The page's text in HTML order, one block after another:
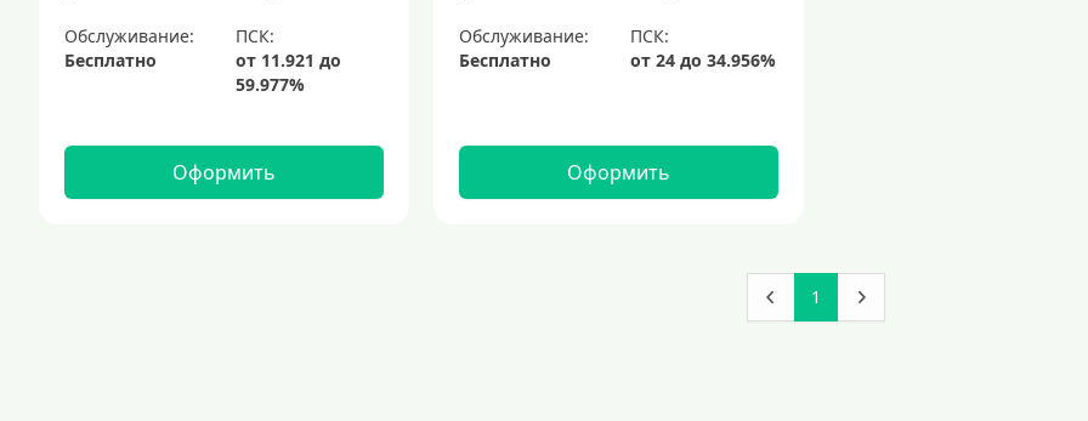
Обслуживание:
Бесплатно
Оформить
Обслуживание:
Бесплатно
Оформить
1